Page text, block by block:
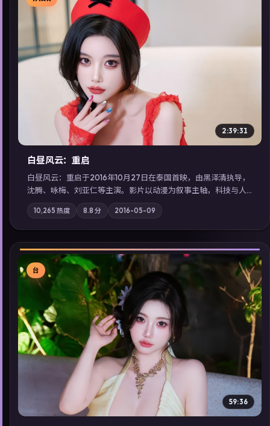
▶
2:39:31
白昼风云：重启
白昼风云：重启于2016年10月27日在泰国首映，由黑泽清执导，
沈腾、咏梅、刘亚仁等主演。影片以动漫为叙事主轴，科技与人
性的边界在实验事故后逐渐模糊；摄影与配乐强化地域气质；站
内亦可通过「国产免费观看高清电视剧在线看」延展检索同类型
高分佳作，畅享高清在线追剧体验。
10,265 热度 8.8 分 2016-05-09
▶
台
59:36